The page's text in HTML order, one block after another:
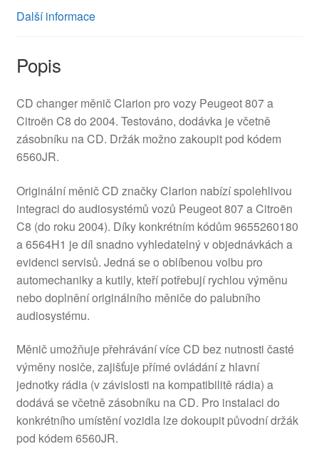
Další informace
Popis
CD changer měnič Clarion pro vozy Peugeot 807 a
Citroën C8 do 2004. Testováno, dodávka je včetně
zásobníku na CD. Držák možno zakoupit pod kódem
6560JR.
Originální měnič CD značky Clarion nabízí spolehlivou
integraci do audiosystémů vozů Peugeot 807 a Citroën
C8 (do roku 2004). Díky konkrétním kódům 9655260180
a 6564H1 je díl snadno vyhledatelný v objednávkách a
evidenci servisů. Jedná se o oblíbenou volbu pro
automechaniky a kutily, kteří potřebují rychlou výměnu
nebo doplnění originálního měniče do palubního
audiosystému.
Měnič umožňuje přehrávání více CD bez nutnosti časté
výměny nosiče, zajišťuje přímé ovládání z hlavní
jednotky rádia (v závislosti na kompatibilitě rádia) a
dodává se včetně zásobníku na CD. Pro instalaci do
konkrétního umístění vozidla lze dokoupit původní držák
pod kódem 6560JR.